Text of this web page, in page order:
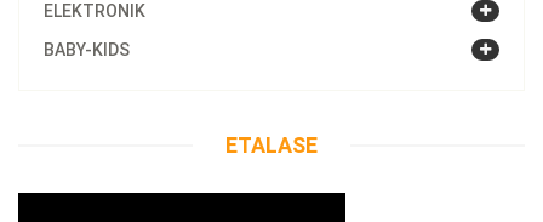
ELEKTRONIK
BABY-KIDS
ETALASE